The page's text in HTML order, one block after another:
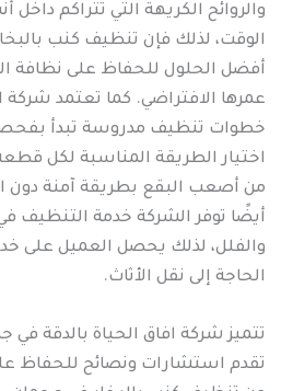
والروائح الكريهة التي تتراكم
الوقت، لذلك فإن تنظيف كنب
أفضل الحلول للحفاظ على نظافة
عمرها الافتراضي. كما تعتمد شركة
خطوات تنظيف مدروسة تبدأ
اختيار الطريقة المناسبة لكل
من أصعب البقع بطريقة آمنة دون
أيضًا توفر الشركة خدمة التنظيف
والفلل، لذلك يحصل العميل على
الحاجة إلى نقل الأثاث.
تتميز شركة افاق الحياة بالدقة في
تقدم استشارات ونصائح للحفاظ